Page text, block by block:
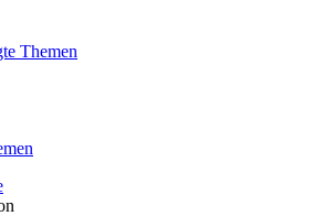
Themen